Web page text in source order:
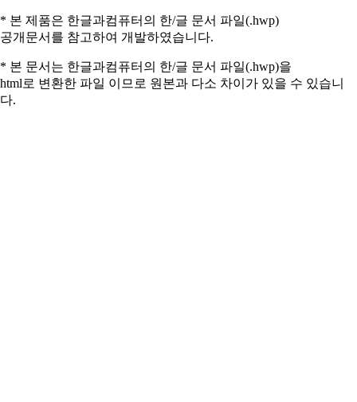
* 본 제품은 한글과컴퓨터의 한/글 문서 파일(.hwp)
공개문서를 참고하여 개발하였습니다.
* 본 문서는 한글과컴퓨터의 한/글 문서 파일(.hwp)을
html로 변환한 파일 이므로 원본과 다소 차이가 있을 수 있습니
다.